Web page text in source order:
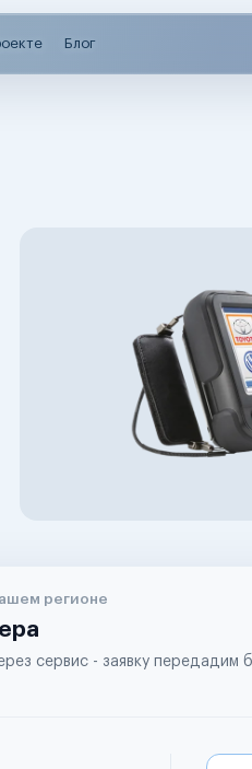
Блог
регионе
сервис - заявку передадим